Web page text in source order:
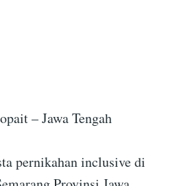
– Jawa Tengah
pernikahan inclusive di